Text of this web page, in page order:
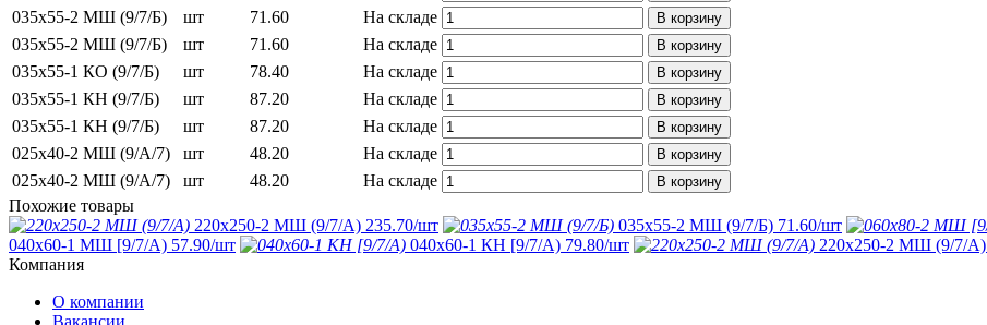
035х55-2 МШ (9/7/Б) шт 71.60 На складе В корзину
035х55-2 МШ (9/7/Б) шт 71.60 На складе В корзину
035х55-1 КО (9/7/Б) шт 78.40 На складе В корзину
035х55-1 КН (9/7/Б) шт 87.20 На складе В корзину
035х55-1 КН (9/7/Б) шт 87.20 На складе В корзину
025х40-2 МШ (9/А/7) шт 48.20 На складе В корзину
025х40-2 МШ (9/А/7) шт 48.20 На складе В корзину
Похожие товары
220х250-2 МШ (9/7/А) 235.70/шт 035х55-2 МШ (9/7/Б) 71.60/шт
040х60-1 МШ [9/7/А) 57.90/шт 040х60-1 КН [9/7/А) 79.80/шт 220х250-2 МШ (9/7/А)
Компания
О компании
Вакансии